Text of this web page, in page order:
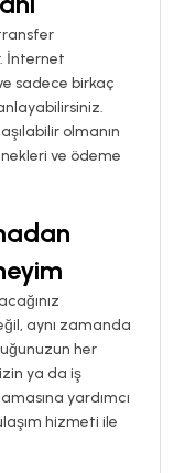
İnternet
sadece birkaç
olmanın
ve ödeme
aynı zamanda
her
ya da iş
yardımcı
hizmeti ile